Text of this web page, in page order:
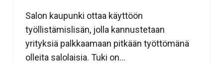
Salon kaupunki ottaa käyttöön
työllistämislisän, jolla kannustetaan
yrityksiä palkkaamaan pitkään työttömänä
olleita salolaisia. Tuki on...